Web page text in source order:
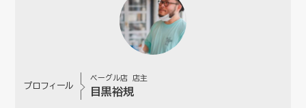
プロフィール
ベーグル店 店主
目黒裕規